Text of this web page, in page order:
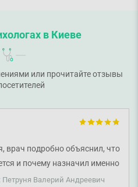
в Киеве
или прочитайте отзывы
врач подробно объяснил, что
и почему назначил именно
и мотивирована
Валерий Андреевич